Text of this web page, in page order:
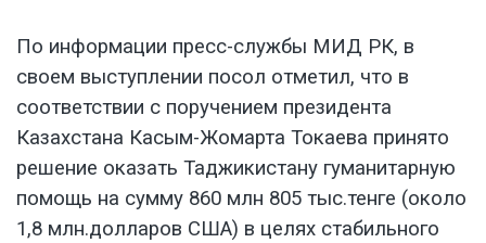
По информации пресс-службы МИД РК, в
своем выступлении посол отметил, что в
соответствии с поручением президента
Казахстана Касым-Жомарта Токаева принято
решение оказать Таджикистану гуманитарную
помощь на сумму 860 млн 805 тыс.тенге (около
1,8 млн.долларов США) в целях стабильного